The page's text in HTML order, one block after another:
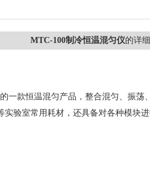
MTC-100制冷恒温混匀仪的详
一款恒温混匀产品，整合混匀、振
验室常用耗材，还具备对各种模块